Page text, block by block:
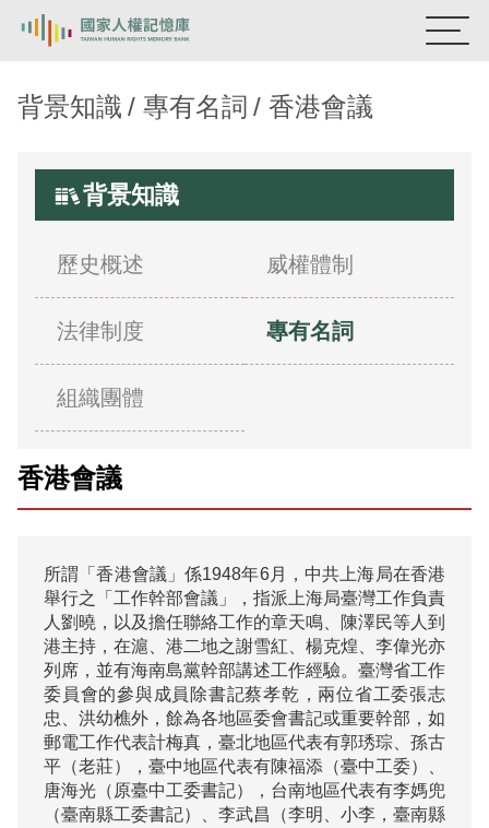
新生訓導處
蛋殼畫
關於我們
意見信箱
背景知識 專有名詞 香港會議
背景知識
歷史概述 威權體制
法律制度 專有名詞
組織團體
香港會議
所謂「香港會議」係1948年6月，中共上海局在香港
舉行之「工作幹部會議」，指派上海局臺灣工作負責
人劉曉，以及擔任聯絡工作的章天鳴、陳澤民等人到
港主持，在滬、港二地之謝雪紅、楊克煌、李偉光亦
列席，並有海南島黨幹部講述工作經驗。臺灣省工作
委員會的參與成員除書記蔡孝乾，兩位省工委張志
忠、洪幼樵外，餘為各地區委會書記或重要幹部，如
郵電工作代表計梅真，臺北地區代表有郭琇琮、孫古
平（老莊），臺中地區代表有陳福添（臺中工委）、
唐海光（原臺中工委書記），台南地區代表有李媽兜
（臺南縣工委書記）、李武昌（李明、小李，臺南縣